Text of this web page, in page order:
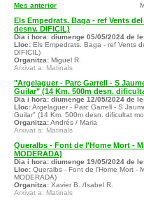
Mes anterior
Els Empedrats. Baga - ref Vents
desnv. DIFICIL)
Dia i hora: diumenge 05/05/2024 de
Lloc: Els Empedrats. Baga - ref Vents
DIFICIL)
Organitza: Miguel R.
Arxivat a: Matinals
"Argelaguer - Parc Garrell - S
Guilar" (14 Km. 500m desn.
Dia i hora: diumenge 12/05/2024 de
Lloc:Argelaguer - Parc Garrell - S
Guilar" (14 Km. 500m desn. dificultat
Organitza:Andrés / Maria
Arxivat a: Matinals
Queralbs - Font de l'Home Mort -
MODERADA)
Dia i hora: diumenge 19/05/2024 de
Lloc: Queralbs - Font de l'Home Mort -
MODERADA)
Organitza: Xavier B. /Isabel R.
Arxivat a: Matinals